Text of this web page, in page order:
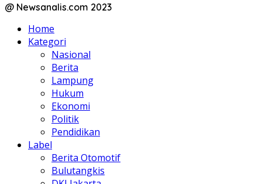
@ Newsanalis.com 2023
Home
Kategori
Nasional
Berita
Lampung
Hukum
Ekonomi
Politik
Pendidikan
Label
Berita Otomotif
Bulutangkis